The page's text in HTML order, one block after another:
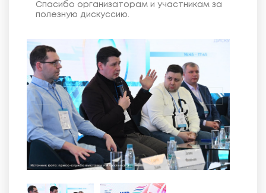
Спасибо организаторам и участникам за
полезную дискуссию.